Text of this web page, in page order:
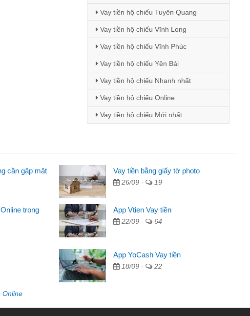
Vay tiền hộ chiếu Tuyên Quang
Vay tiền hộ chiếu Vĩnh Long
Vay tiền hộ chiếu Vĩnh Phúc
Vay tiền hộ chiếu Yên Bái
Vay tiền hộ chiếu Nhanh nhất
Vay tiền hộ chiếu Online
Vay tiền hộ chiếu Mới nhất
Sinh viên
đến thông qua quảng cáo trên facebook. Tôi là
nên cần đóng tiền nhà, sinh nhật bạn bè, mà đọc
nhanh gọn nên tôi quyết định vay
Chánh
tuần các ngân hàng không ai cho vay. Trong khi
triệu để giải quyết việc riêng, trong 1-2 ngày tôi trả
Cảm ơn đã giúp tôi kịp thời và nhanh chóng
cần gặp mặt Vay tiền bằng giấy tờ photo
26/09 - 19
trong
App Vtien Vay tiền
22/09 - 64
App YoCash Vay tiền
18/09 - 22
Online